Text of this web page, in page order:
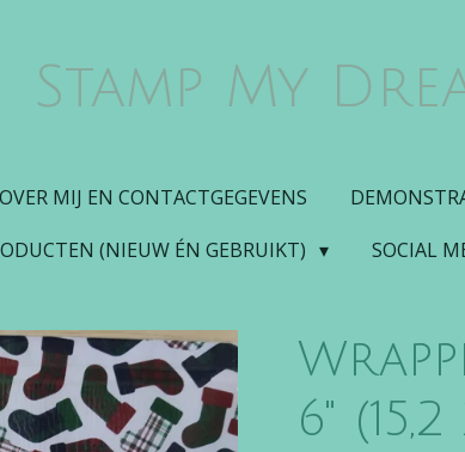
Stamp My
OVER MIJ EN CONTACTGEGEVENS
(NIEUW ÉN GEBRUIKT)
SOCIAL
6"